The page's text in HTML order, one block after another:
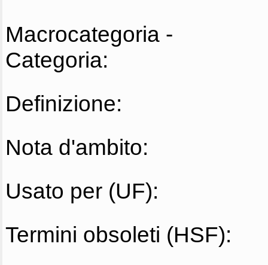
Macrocategoria -
Categoria:
Definizione:
Nota d'ambito:
Usato per (UF):
Termini obsoleti (HSF):